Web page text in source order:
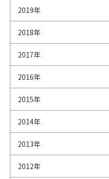
2019年
2018年
2017年
2016年
2015年
2014年
2013年
2012年